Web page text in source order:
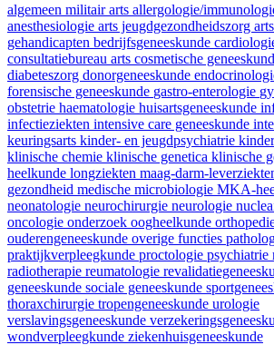
algemeen militair arts allergologie/
anesthesiologie arts jeugdgezondheidszorg
gehandicapten bedrijfsgeneeskunde
consultatiebureau arts cosmetische
diabeteszorg donorgeneeskunde
forensische geneeskunde gastro-enterologie
obstetrie haematologie huisartsgeneeskunde
infectieziekten intensive care geneeskunde
keuringsarts kinder- en jeugdpsychiatrie
klinische chemie klinische genetica klinische
heelkunde longziekten maag-darm-
gezondheid medische microbiologie MKA-
neonatologie neurochirurgie neurologie
oncologie onderzoek oogheelkunde
ouderengeneeskunde overige functies
praktijkverpleegkunde proctologie psychiatrie
radiotherapie reumatologie
geneeskunde sociale geneeskunde
thoraxchirurgie tropengeneeskunde urologie
verslavingsgeneeskunde
wondverpleegkunde ziekenhuisgeneeskunde